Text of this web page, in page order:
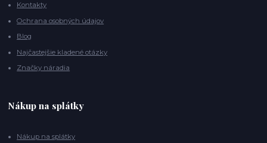
Kontakty
Ochrana osobných údajov
Blog
Najčastejšie kladené otázky
Značky náradia
Nákup na splátky
Nákup na splátky